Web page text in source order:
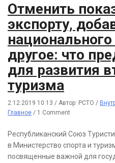
Отменить
экспорту,
другое: что
для развития
туризма
2.12.2019 10:13 / Автор: РСТО /
Главное / 1 Comment
Республиканский Союз
в Министерство спорта и
посвященные важной для